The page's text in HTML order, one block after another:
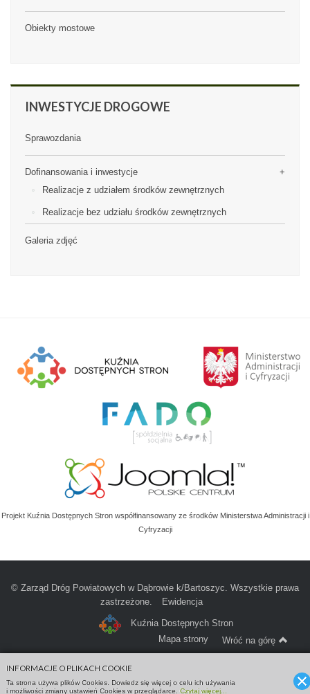
Obiekty mostowe
INWESTYCJE DROGOWE
Sprawozdania
Dofinansowania i inwestycje
Realizacje z udziałem środków zewnętrznych
Realizacje bez udziału środków zewnętrznych
Galeria zdjęć
Projekt Kuźnia Dostępnych Stron współfinansowany ze środków Ministerstwa Administracji i
Cyfryzacji
© Zarząd Dróg Powiatowych w Dąbrowie k/Bartoszyc. Wszystkie prawa
zastrzeżone.
Ewidencja
Kuźnia Dostępnych Stron
Mapa strony
Wróć na górę
INFORMACJE O PLIKACH COOKIE
Ta strona używa plików Cookies. Dowiedz się więcej o celu ich używania
i możliwości zmiany ustawień Cookies w przeglądarce.Czytaj więcej...